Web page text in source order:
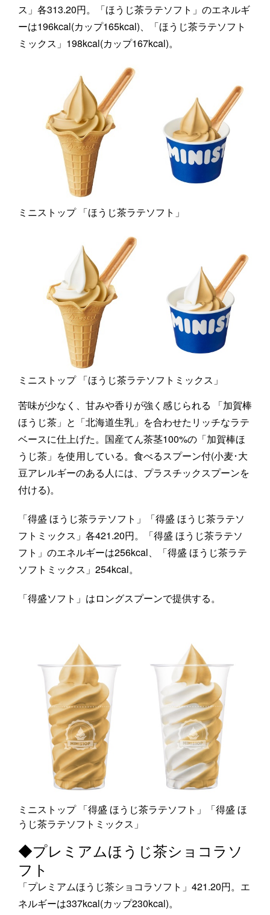
ス」各313.20円。「ほうじ茶ラテソフト」のエネルギ
ーは196kcal(カップ165kcal)、「ほうじ茶ラテソフト
ミックス」198kcal(カップ167kcal)。
ミニストップ 「ほうじ茶ラテソフト」
ミニストップ 「ほうじ茶ラテソフトミックス」
苦味が少なく、甘みや香りが強く感じられる 「加賀棒
ほうじ茶」と「北海道生乳」を合わせたリッチなラテ
ベースに仕上げた。国産てん茶茎100%の「加賀棒ほ
うじ茶」を使用している。食べるスプーン付(小麦･大
豆アレルギーのある人には、プラスチックスプーンを
付ける)。
「得盛 ほうじ茶ラテソフト」「得盛 ほうじ茶ラテソ
フトミックス」各421.20円。「得盛 ほうじ茶ラテソ
フト」のエネルギーは256kcal、「得盛 ほうじ茶ラテ
ソフトミックス」254kcal。
「得盛ソフト」はロングスプーンで提供する。
ミニストップ 「得盛 ほうじ茶ラテソフト」「得盛 ほ
うじ茶ラテソフトミックス」
◆プレミアムほうじ茶ショコラソ
フト
「プレミアムほうじ茶ショコラソフト」421.20円。エ
ネルギーは337kcal(カップ230kcal)。